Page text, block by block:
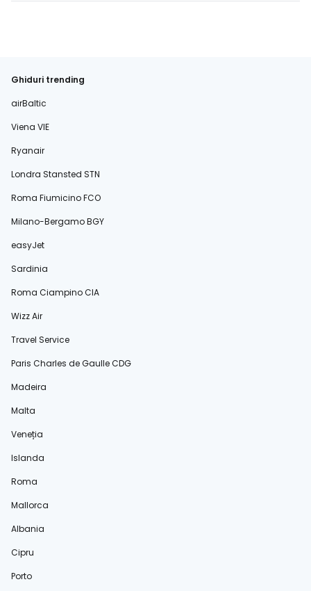
Ghiduri trending
airBaltic
Viena VIE
Ryanair
Londra Stansted STN
Roma Fiumicino FCO
Milano-Bergamo BGY
easyJet
Sardinia
Roma Ciampino CIA
Wizz Air
Travel Service
Paris Charles de Gaulle CDG
Madeira
Malta
Veneția
Islanda
Roma
Mallorca
Albania
Cipru
Porto